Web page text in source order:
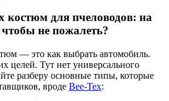
для пчеловодов: на
не пожалеть?
— это как выбрать автомобиль.
целей. Тут нет универсального
разберу основные типы, которые
вроде Bee-Tex: